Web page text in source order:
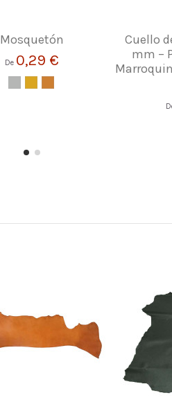
Mosquetón
De 0,29 €
Cuello
mm –